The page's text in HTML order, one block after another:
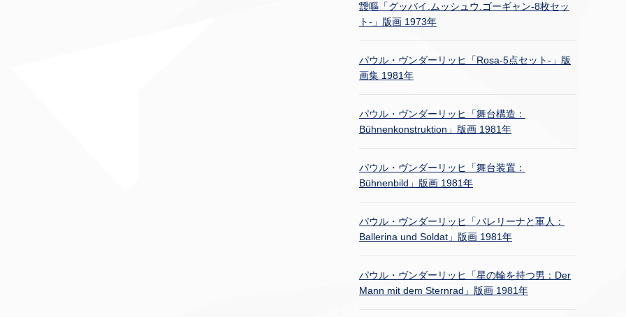
靉嘔「グッバイ.ムッシュウ.ゴーギャン-8枚セッ
ト-」版画 1973年
パウル・ヴンダーリッヒ「Rosa-5点セット-」版
画集 1981年
パウル・ヴンダーリッヒ「舞台構造：
Bühnenkonstruktion」版画 1981年
パウル・ヴンダーリッヒ「舞台装置：
Bühnenbild」版画 1981年
パウル・ヴンダーリッヒ「バレリーナと軍人：
Ballerina und Soldat」版画 1981年
パウル・ヴンダーリッヒ「星の輪を持つ男：Der
Mann mit dem Sternrad」版画 1981年